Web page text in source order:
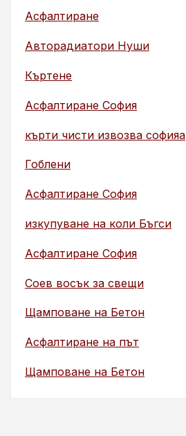
Асфалтиране
Авторадиатори Нуши
Къртене
Асфалтиране София
кърти чисти извозва софияа
Гоблени
Асфалтиране София
изкупуване на коли Бъгси
Асфалтиране София
Соев восък за свещи
Щамповане на Бетон
Асфалтиране на път
Щамповане на Бетон